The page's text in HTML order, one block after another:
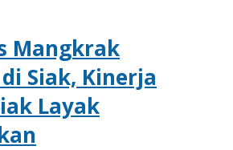
Mangkrak
Siak, Kinerja
Layak